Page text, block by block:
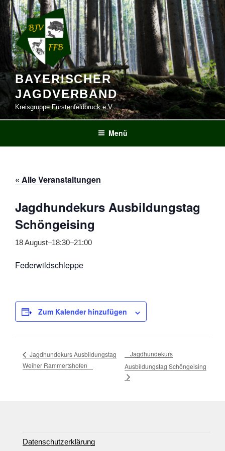
Zum
Inhalt
springen
BAYERISCHER
JAGDVERBAND
Kreisgruppe Fürstenfeldbruck e.V.
Menü
« Alle Veranstaltungen
Jagdhundekurs Ausbildungstag
Schöngeising
18 August–18:30–21:00
Federwildschleppe
Zum Kalender hinzufügen
Jagdhundekurs Ausbildungstag
Weiher Rammertshofen
Jagdhundekurs
Ausbildungstag Schöngeising
Datenschutzerklärung